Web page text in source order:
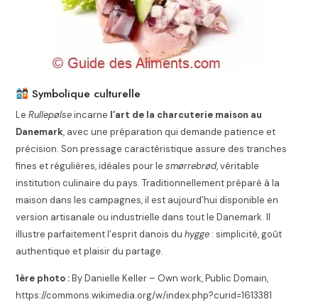
Symbolique culturelle
LeRullepølseincarne l’art de la charcuterie maison au
Danemark, avec une préparation qui demande patience et
précision. Son pressage caractéristique assure des tranches
fines et régulières, idéales pour lesmørrebrød, véritable
institution culinaire du pays. Traditionnellement préparé à la
maison dans les campagnes, il est aujourd’hui disponible en
version artisanale ou industrielle dans tout le Danemark. Il
illustre parfaitement l’esprit danois duhygge : simplicité, goût
authentique et plaisir du partage.
1ère photo :By Danielle Keller – Own work, Public Domain,
https://commons.wikimedia.org/w/index.php?curid=1613381